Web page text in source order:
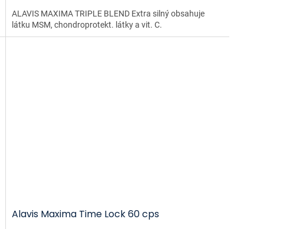
ALAVIS MAXIMA TRIPLE BLEND Extra silný obsahuje
látku MSM, chondroprotekt. látky a vit. C.
Alavis Maxima Time Lock 60 cps